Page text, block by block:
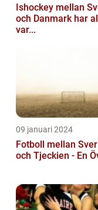
Ishockey mellan
och Danmark har
var...
09 januari 2024
Fotboll mellan
och Tjeckien - En